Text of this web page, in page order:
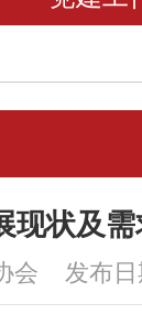
现状及
会 发布日